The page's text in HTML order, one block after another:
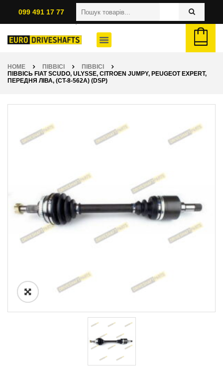
099 491 17 77
HOME ПІВВІСІ
ПІВВІСІ
ПІВВІСЬ FIAT SCUDO, ULYSSE, CITROEN JUMPY, PEUGEOT EXPERT,
ПЕРЕДНЯ ЛІВА, (CT-8-562A) (DSP)